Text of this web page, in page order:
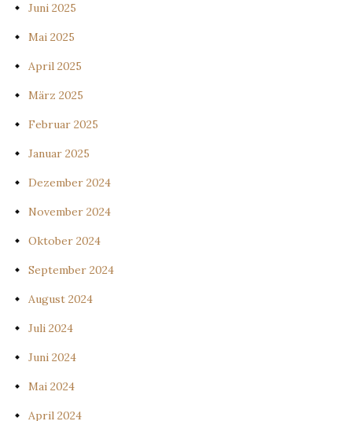
Juni 2025
Mai 2025
April 2025
März 2025
Februar 2025
Januar 2025
Dezember 2024
November 2024
Oktober 2024
September 2024
August 2024
Juli 2024
Juni 2024
Mai 2024
April 2024